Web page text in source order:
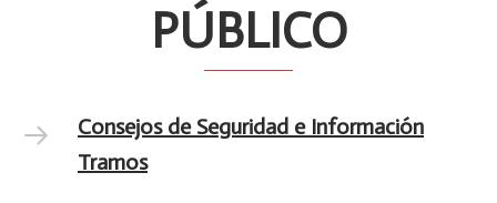
PÚBLICO
Consejos de Seguridad e Información
Tramos